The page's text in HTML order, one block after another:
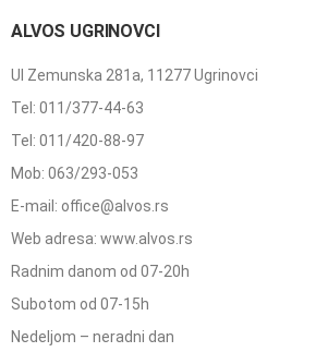
ALVOS UGRINOVCI
Ul Zemunska 281a, 11277 Ugrinovci
Tel: 011/377-44-63
Tel: 011/420-88-97
Mob: 063/293-053
E-mail: office@alvos.rs
Web adresa: www.alvos.rs
Radnim danom od 07-20h
Subotom od 07-15h
Nedeljom – neradni dan